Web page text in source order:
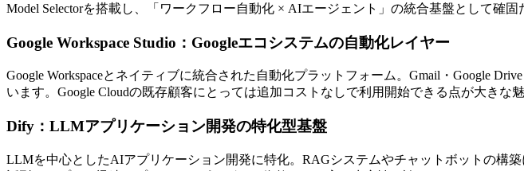
Model Selectorを搭載し、「ワークフロー自動化 × AIエージェント」の統合基盤として確
Google Workspace Studio：Googleエコシステムの自動化レイヤー
Google Workspaceとネイティブに統合された自動化プラットフォーム。Gmail・Google
います。Google Cloudの既存顧客にとっては追加コストなしで利用開始できる点が大きな魅
Dify：LLMアプリケーション開発の特化型基盤
LLMを中心としたAIアプリケーション開発に特化。RAGシステムやチャットボットの構